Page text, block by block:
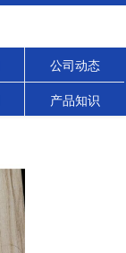
公司动态
产品知识